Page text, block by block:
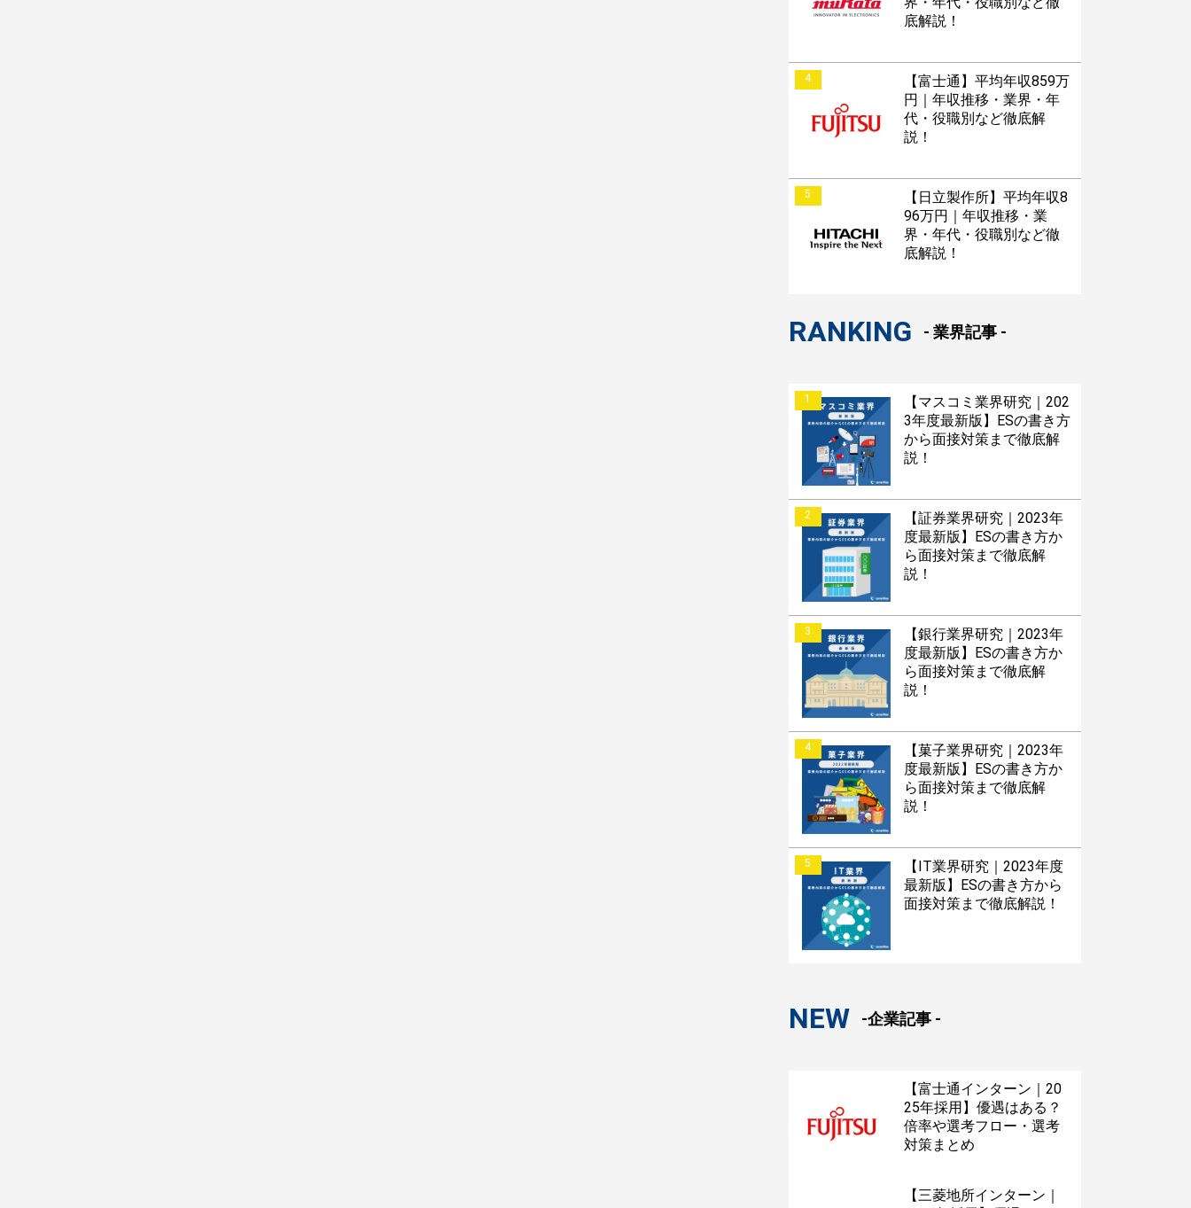
底解説！
4
【富士通】平均年収859万
円｜年収推移・業界・年
代・役職別など徹底解
説！
5
【日立製作所】平均年収8
96万円｜年収推移・業
界・年代・役職別など徹
底解説！
RANKING - 業界記事 -
1
【マスコミ業界研究｜202
3年度最新版】ESの書き方
から面接対策まで徹底解
説！
2
【証券業界研究｜2023年
度最新版】ESの書き方か
ら面接対策まで徹底解
説！
3
【銀行業界研究｜2023年
度最新版】ESの書き方か
ら面接対策まで徹底解
説！
4
【菓子業界研究｜2023年
度最新版】ESの書き方か
ら面接対策まで徹底解
説！
5
【IT業界研究｜2023年度
最新版】ESの書き方から
面接対策まで徹底解説！
NEW -企業記事 -
【富士通インターン｜20
25年採用】優遇はある？
倍率や選考フロー・選考
対策まとめ
【三菱地所インターン｜